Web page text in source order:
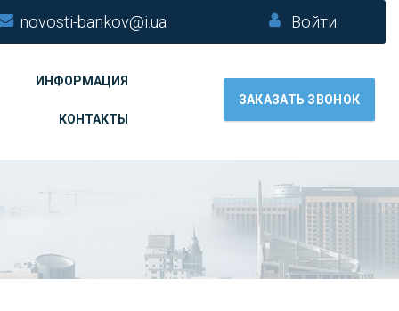
novosti-bankov@i.ua Войти
ИНФОРМАЦИЯ
КОНТАКТЫ
ЗАКАЗАТЬ ЗВОНОК